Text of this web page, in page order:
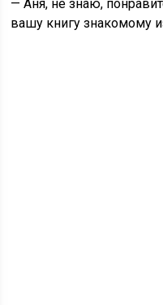
— Аня, не знаю,
вашу книгу знакомому